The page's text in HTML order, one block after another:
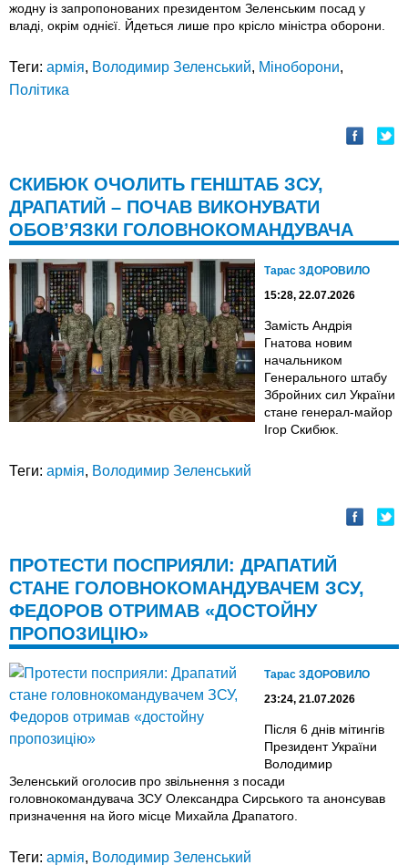
жодну із запропонованих президентом Зеленським посад у
владі, окрім однієї. Йдеться лише про крісло міністра оборони.
Теги: армія, Володимир Зеленський, Міноборони,
Політика
СКИБЮК ОЧОЛИТЬ ГЕНШТАБ ЗСУ,
ДРАПАТИЙ – ПОЧАВ ВИКОНУВАТИ
ОБОВ’ЯЗКИ ГОЛОВНОКОМАНДУВАЧА
Тарас ЗДОРОВИЛО
15:28, 22.07.2026
Замість Андрія
Гнатова новим
начальником
Генерального штабу
Збройних сил України
стане генерал-майор
Ігор Скибюк.
Теги: армія, Володимир Зеленський
ПРОТЕСТИ ПОСПРИЯЛИ: ДРАПАТИЙ
СТАНЕ ГОЛОВНОКОМАНДУВАЧЕМ ЗСУ,
ФЕДОРОВ ОТРИМАВ «ДОСТОЙНУ
ПРОПОЗИЦІЮ»
Тарас ЗДОРОВИЛО
23:24, 21.07.2026
Після 6 днів мітингів
Президент України
Володимир
Зеленський оголосив про звільнення з посади
головнокомандувача ЗСУ Олександра Сирського та анонсував
призначення на його місце Михайла Драпатого.
Теги: армія, Володимир Зеленський